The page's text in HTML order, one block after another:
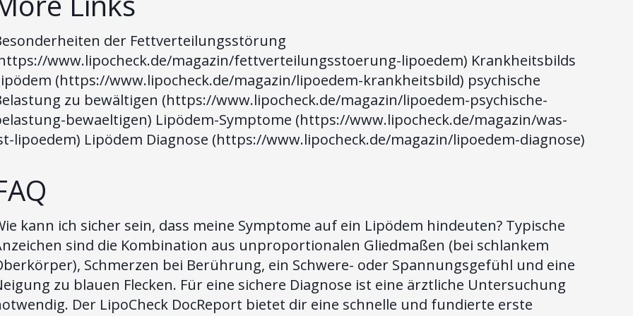
der Fettverteilungsstörung
www.lipocheck.de/magazin/fettverteilungsstoerung-lipoedem) Krankheitsbilds
(https://www.lipocheck.de/magazin/lipoedem-krankheitsbild) psychische
zu bewältigen (https://www.lipocheck.de/magazin/lipoedem-psychische-
bewaeltigen) Lipödem-Symptome (https://www.lipocheck.de/magazin/was-
lipoedem) Lipödem Diagnose (https://www.lipocheck.de/magazin/lipoedem-diagnose)
kann ich sicher sein, dass meine Symptome auf ein Lipödem hindeuten? Typische
sind die Kombination aus unproportionalen Gliedmaßen (bei schlankem
Schmerzen bei Berührung, ein Schwere- oder Spannungsgefühl und eine
zu blauen Flecken. Für eine sichere Diagnose ist eine ärztliche Untersuchung
Der LipoCheck DocReport bietet dir eine schnelle und fundierte erste